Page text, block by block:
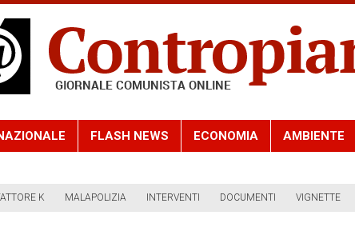
FLASH NEWS ECONOMIA AMBIENTE
K MALAPOLIZIA INTERVENTI DOCUMENTI VIGNETTE